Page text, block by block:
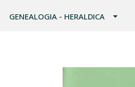
GENEALOGIA - HERALDICA